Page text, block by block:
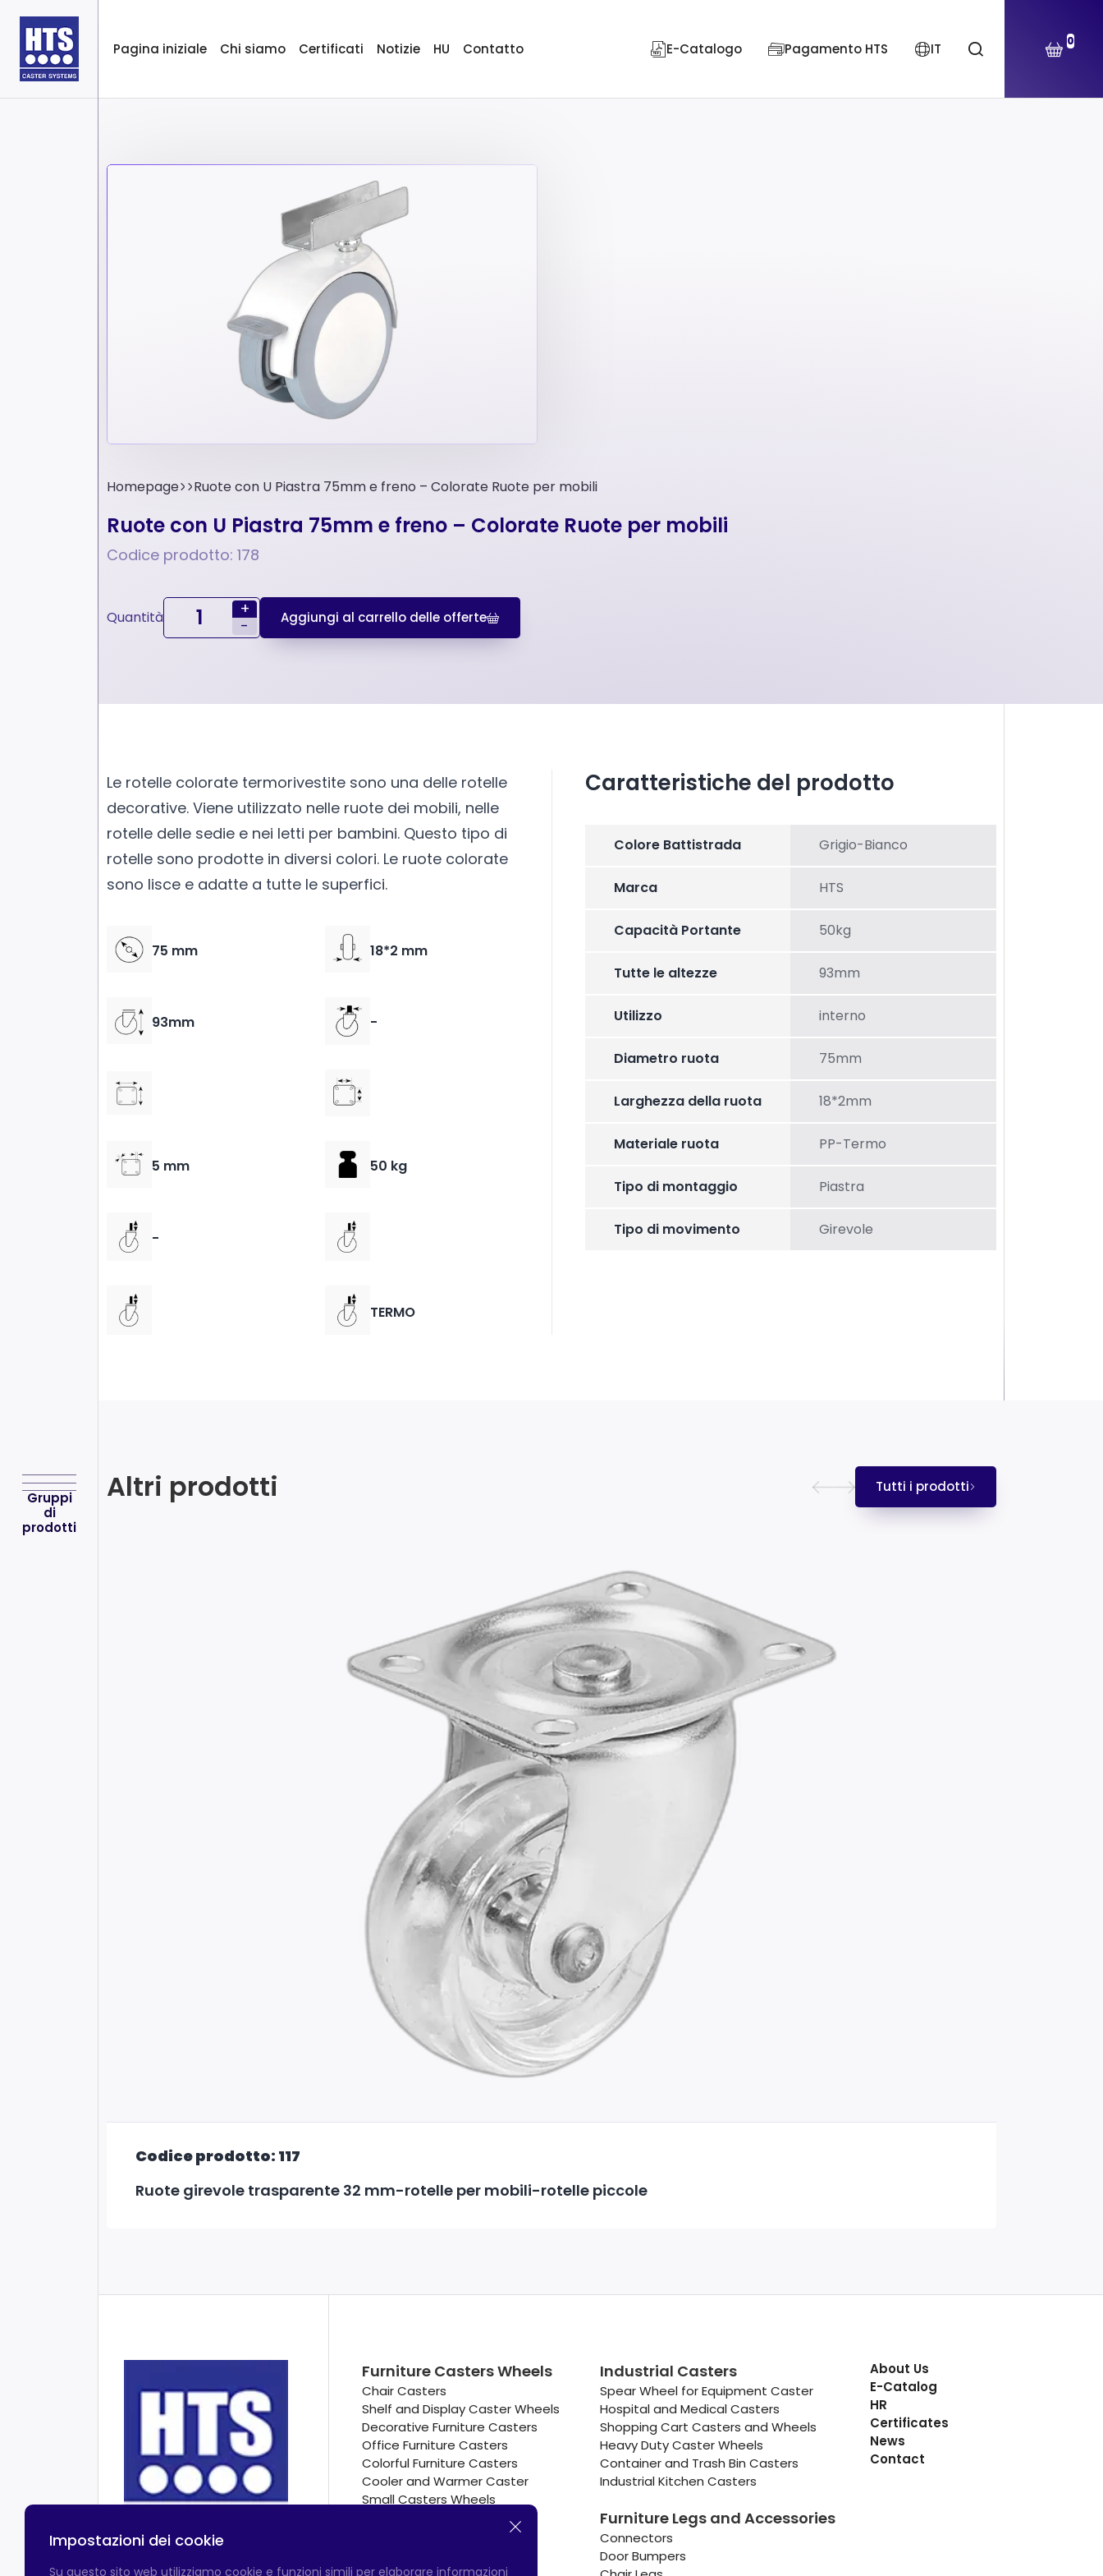
Pagina iniziale Chi siamo Certificati Notizie HU Contatto E-Catalogo Pagamento HTS IT 0
Gruppi
di
prodotti
Homepage Ruote con U Piastra 75mm e freno – Colorate Ruote per mobili
Ruote con U Piastra 75mm e freno – Colorate Ruote per mobili
Codice prodotto: 178
Quantità
+
-
Aggiungi al carrello delle offerte
Le rotelle colorate termorivestite sono una delle rotelle
decorative. Viene utilizzato nelle ruote dei mobili, nelle
rotelle delle sedie e nei letti per bambini. Questo tipo di
rotelle sono prodotte in diversi colori. Le ruote colorate
sono lisce e adatte a tutte le superfici.
75 mm 18*2 mm
93mm -
5 mm 50 kg
-
TERMO
Caratteristiche del prodotto
Colore Battistrada Grigio-Bianco
Marca HTS
Capacità Portante 50kg
Tutte le altezze 93mm
Utilizzo interno
Diametro ruota 75mm
Larghezza della ruota 18*2mm
Materiale ruota PP-Termo
Tipo di montaggio Piastra
Tipo di movimento Girevole
Altri prodotti Tutti i prodotti
Codice prodotto: 117
Ruote girevole trasparente 32 mm-rotelle per mobili-rotelle piccole
Furniture Casters Wheels
Chair Casters
Shelf and Display Caster Wheels
Decorative Furniture Casters
Office Furniture Casters
Colorful Furniture Casters
Cooler and Warmer Caster
Small Casters Wheels
Hotel Equipment Casters
Industrial Casters
Spear Wheel for Equipment Caster
Hospital and Medical Casters
Shopping Cart Casters and Wheels
Heavy Duty Caster Wheels
Container and Trash Bin Casters
Industrial Kitchen Casters
Furniture Legs and Accessories
Connectors
Door Bumpers
About Us
E-Catalog
HR
Certificates
News
Contact
Impostazioni dei cookie
Su questo sito web utilizziamo cookie e funzioni simili per elaborare informazioni